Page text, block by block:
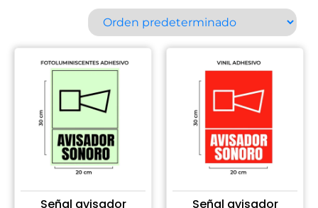
Señal avisador
Señal avisador